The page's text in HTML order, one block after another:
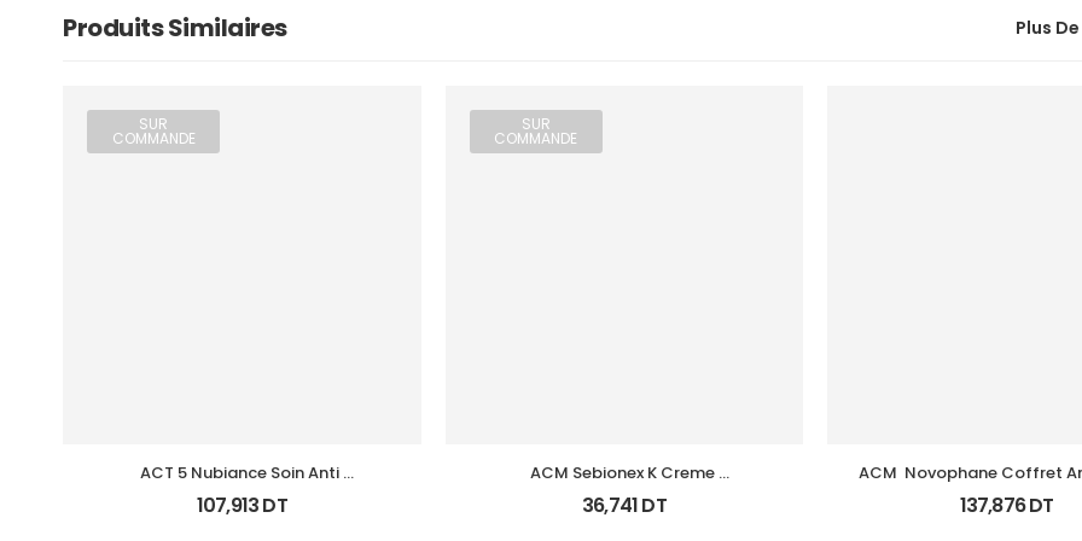
Produits Similaires Plus
SUR
COMMANDE
ACT 5 Nubiance Soin Anti
Imperfections 30Ml
107,913DT
SUR
COMMANDE
ACM Sebionex K Creme
Keratoregulatrice Vis 40Ml
36,741DT
ACM  Novophane Coffret
(Lotion+Shp+Cp)
137,876DT